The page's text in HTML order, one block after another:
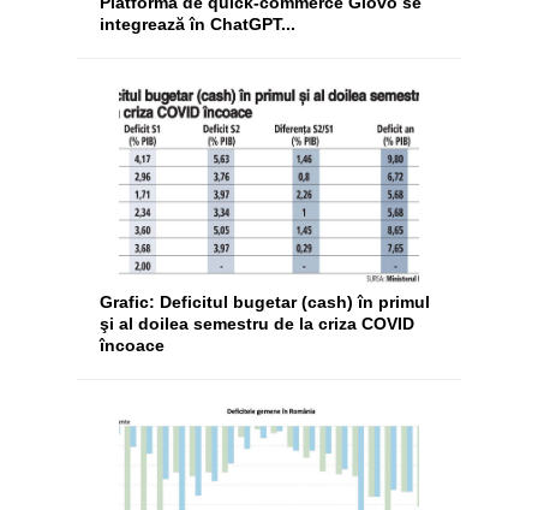
integrează în ChatGPT...
Grafic: Deficitul bugetar (cash) în primul
şi al doilea semestru de la criza COVID
încoace